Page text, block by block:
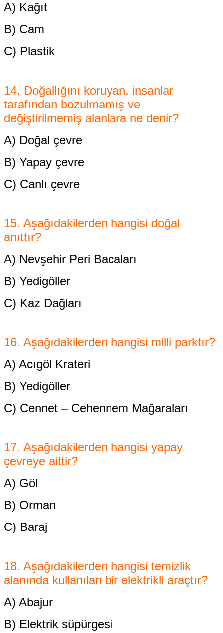
A) Kağıt
B) Cam
C) Plastik
14. Doğallığını koruyan, insanlar
tarafından bozulmamış ve
değiştirilmemiş alanlara ne denir?
A) Doğal çevre
B) Yapay çevre
C) Canlı çevre
15. Aşağıdakilerden hangisi doğal
anıttır?
A) Nevşehir Peri Bacaları
B) Yedigöller
C) Kaz Dağları
16. Aşağıdakilerden hangisi milli parktır?
A) Acıgöl Krateri
B) Yedigöller
C) Cennet – Cehennem Mağaraları
17. Aşağıdakilerden hangisi yapay
çevreye aittir?
A) Göl
B) Orman
C) Baraj
18. Aşağıdakilerden hangisi temizlik
alanında kullanılan bir elektrikli araçtır?
A) Abajur
B) Elektrik süpürgesi